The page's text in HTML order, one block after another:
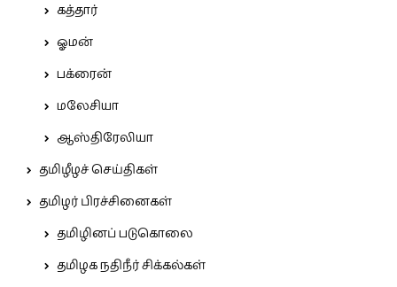
கத்தார்
ஓமன்
பக்ரைன்
மலேசியா
ஆஸ்திரேலியா
தமிழீழச் செய்திகள்
தமிழர் பிரச்சினைகள்
தமிழினப் படுகொலை
தமிழக நதிநீர் சிக்கல்கள்